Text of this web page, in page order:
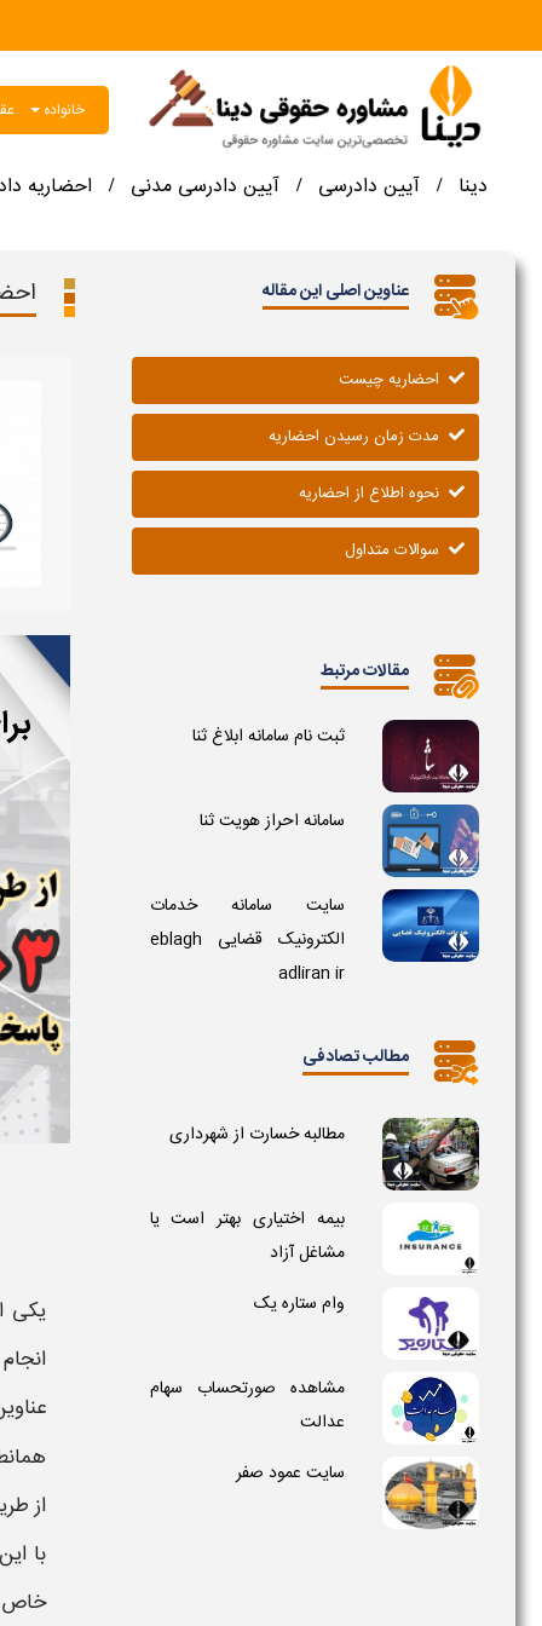
خانواده
دینا / آیین دادرسی / آیین دادرسی مدنی / احضاریه
یکی
از
با
خاص
عناوین اصلی این مقاله
احضاریه چیست
مدت زمان رسیدن احضاریه
نحوه اطلاع از احضاریه
سوالات متداول
مقالات مرتبط
ثبت نام سامانه ابلاغ ثنا
سامانه احراز هویت ثنا
سایت سامانه خدمات
الکترونیک قضایی eblagh
adliran ir
مطالب تصادفی
مطالبه خسارت از شهرداری
بیمه اختیاری بهتر است یا
مشاغل آزاد
وام ستاره یک
مشاهده صورتحساب سهام
عدالت
سایت عمود صفر